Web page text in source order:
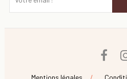
Mentions légales